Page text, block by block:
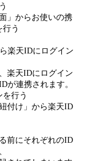
」からお使いの携
う
楽天IDにログイン
楽天IDにログイン
が連携されます。
を行う
付け」から楽天ID
前にそれぞれのID